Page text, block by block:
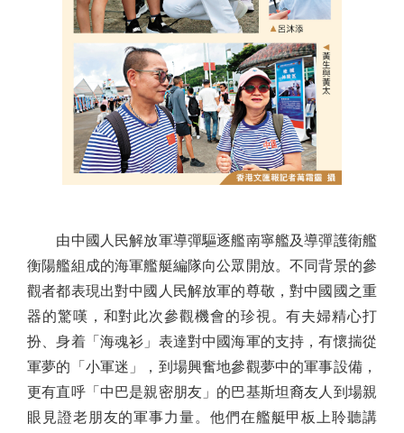
由中國人民解放軍導彈驅逐艦南寧艦及導彈護衛艦
衡陽艦組成的海軍艦艇編隊向公眾開放。不同背景的參
觀者都表現出對中國人民解放軍的尊敬，對中國國之重
器的驚嘆，和對此次參觀機會的珍視。有夫婦精心打
扮、身着「海魂衫」表達對中國海軍的支持，有懷揣從
軍夢的「小軍迷」，到場興奮地參觀夢中的軍事設備，
更有直呼「中巴是親密朋友」的巴基斯坦裔友人到場親
眼見證老朋友的軍事力量。他們在艦艇甲板上聆聽講